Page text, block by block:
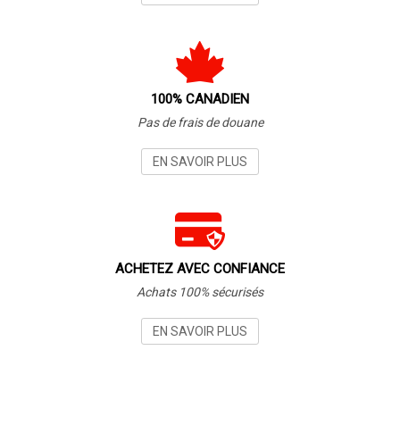
100% CANADIEN
Pas de frais de douane
EN SAVOIR PLUS
ACHETEZ AVEC CONFIANCE
Achats 100% sécurisés
EN SAVOIR PLUS